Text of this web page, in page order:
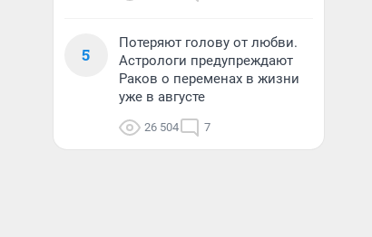
5
Потеряют голову от любви.
Астрологи предупреждают
Раков о переменах в жизни
уже в августе
26 504 7